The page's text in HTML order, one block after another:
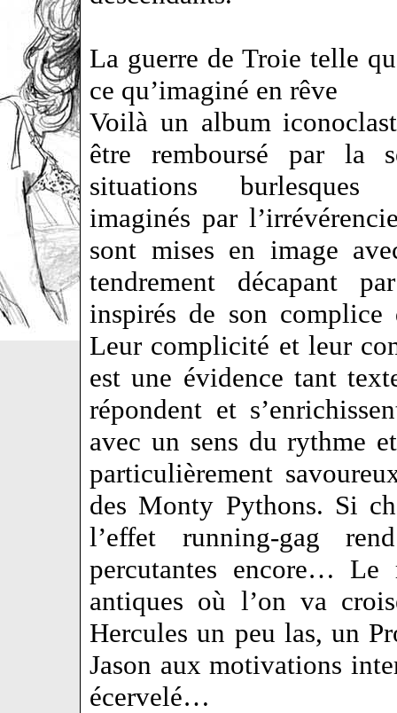
La guerre de Troie telle
ce qu’imaginé en rêve
Voilà un album
être remboursé par la
situations
imaginés par
sont mises en image
tendrement décapant
inspirés de son complice
Leur complicité et leur
est une évidence tant
répondent et
avec un sens du rythme
particulièrement
des Monty Pythons. Si
l’effet running-gag
percutantes encore… Le
antiques où l’on va
Hercules un peu las, un
Jason aux motivations
écervelé…